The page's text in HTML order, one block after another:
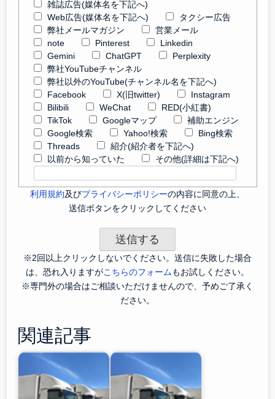
雑誌広告(媒体名を下記へ)
Web広告(媒体名を下記へ)
タクシー広告
弊社メールマガジン
営業メール
note
Pinterest
Linkedin
Gemini
ChatGPT
Perplexity
弊社YouTubeチャンネル
弊社以外のYouTube(チャンネル名を下記へ)
Facebook
X(旧twitter)
Instagram
Bilibili
WeChat
RED(小紅書)
TikTok
Googleマップ
補助エンジン
Google検索
Yahoo!検索
Bing検索
Threads
紹介(紹介者を下記へ)
以前から知っていた
その他(詳細は下記へ)
利用規約及びプライバシーポリシーの内容に同意の上、
送信ボタンをクリックしてください
※2回以上クリックしないでください。送信に失敗した場合
は、恐れ入りますがこちらのフォームもお試しください。
※専門外の場合はご相談いただけませんので、予めご了承く
ださい。
関連記事